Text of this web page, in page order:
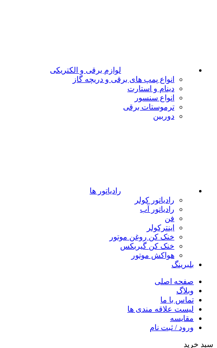
لوازم برقی و الکتریکی
انواع پمپ های برقی و دریچه گاز
دینام و استارت
انواع سنسور
ترموستات برقی
دوربین
رادیاتور ها
رادیاتور کولر
رادیاتور آب
فن
اینترکولر
خنک کن روغن موتور
خنک کن گیربکس
هواکش موتور
بلبرینگ
صفحه اصلی
وبلاگ
تماس با ما
لیست علاقه مندی ها
مقایسه
ورود / ثبت نام
سبد خرید